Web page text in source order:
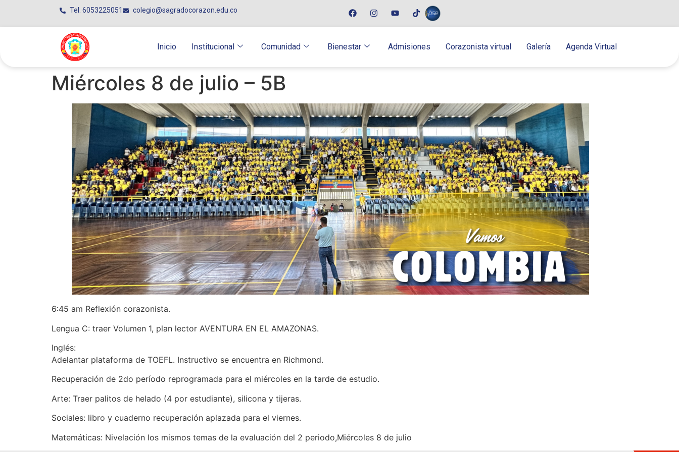
Tel. 6053225051 colegio@sagradocorazon.edu.co
Inicio Institucional Comunidad Bienestar Admisiones Corazonista virtual Galería Agenda Virtual
Miércoles 8 de julio – 5B
6:45 am Reflexión corazonista.
Lengua C: traer Volumen 1, plan lector AVENTURA EN EL AMAZONAS.
Inglés:
Adelantar plataforma de TOEFL. Instructivo se encuentra en Richmond.
Recuperación de 2do período reprogramada para el miércoles en la tarde de estudio.
Arte: Traer palitos de helado (4 por estudiante), silicona y tijeras.
Sociales: libro y cuaderno recuperación aplazada para el viernes.
Matemáticas: Nivelación los mismos temas de la evaluación del 2 periodo,Miércoles 8 de julio